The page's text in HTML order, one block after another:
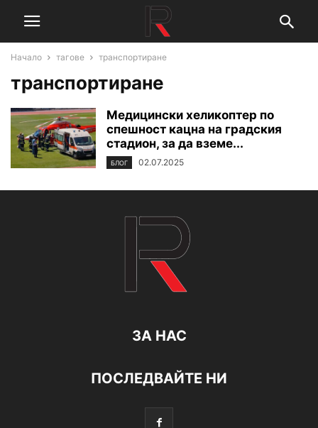
Начало тагове транспортиране
транспортиране
Медицински хеликоптер по
спешност кацна на градския
стадион, за да вземе...
БЛОГ 02.07.2025
ЗА НАС
ПОСЛЕДВАЙТЕ НИ